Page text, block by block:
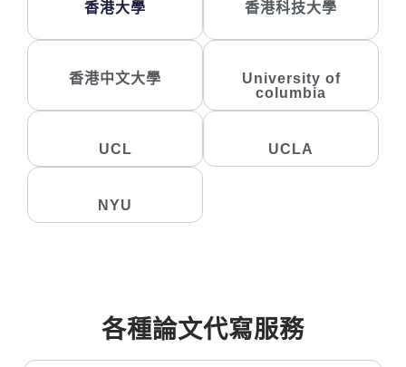
香港大學 香港科技大學
香港中文大學
University of
columbia
UCL UCLA
NYU
各種論文代寫服務